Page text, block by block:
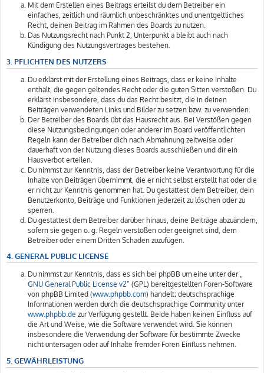
Mit dem Erstellen eines Beitrags erteilst du dem Betreiber ein
einfaches, zeitlich und räumlich unbeschränktes und unentgeltliches
Recht, deinen Beitrag im Rahmen des Boards zu nutzen.
Das Nutzungsrecht nach Punkt 2, Unterpunkt a bleibt auch nach
Kündigung des Nutzungsvertrages bestehen.
3. PFLICHTEN DES NUTZERS
Du erklärst mit der Erstellung eines Beitrags, dass er keine Inhalte
enthält, die gegen geltendes Recht oder die guten Sitten verstoßen. Du
erklärst insbesondere, dass du das Recht besitzt, die in deinen
Beiträgen verwendeten Links und Bilder zu setzen bzw. zu verwenden.
Der Betreiber des Boards übt das Hausrecht aus. Bei Verstößen gegen
diese Nutzungsbedingungen oder anderer im Board veröffentlichten
Regeln kann der Betreiber dich nach Abmahnung zeitweise oder
dauerhaft von der Nutzung dieses Boards ausschließen und dir ein
Hausverbot erteilen.
Du nimmst zur Kenntnis, dass der Betreiber keine Verantwortung für die
Inhalte von Beiträgen übernimmt, die er nicht selbst erstellt hat oder die
er nicht zur Kenntnis genommen hat. Du gestattest dem Betreiber, dein
Benutzerkonto, Beiträge und Funktionen jederzeit zu löschen oder zu
sperren.
Du gestattest dem Betreiber darüber hinaus, deine Beiträge abzuändern,
sofern sie gegen o. g. Regeln verstoßen oder geeignet sind, dem
Betreiber oder einem Dritten Schaden zuzufügen.
4. GENERAL PUBLIC LICENSE
Du nimmst zur Kenntnis, dass es sich bei phpBB um eine unter der „
GNU General Public License v2“ (GPL) bereitgestellten Foren-Software
von phpBB Limited (www.phpbb.com) handelt; deutschsprachige
Informationen werden durch die deutschsprachige Community unter
www.phpbb.de zur Verfügung gestellt. Beide haben keinen Einfluss auf
die Art und Weise, wie die Software verwendet wird. Sie können
insbesondere die Verwendung der Software für bestimmte Zwecke
nicht untersagen oder auf Inhalte fremder Foren Einfluss nehmen.
5. GEWÄHRLEISTUNG